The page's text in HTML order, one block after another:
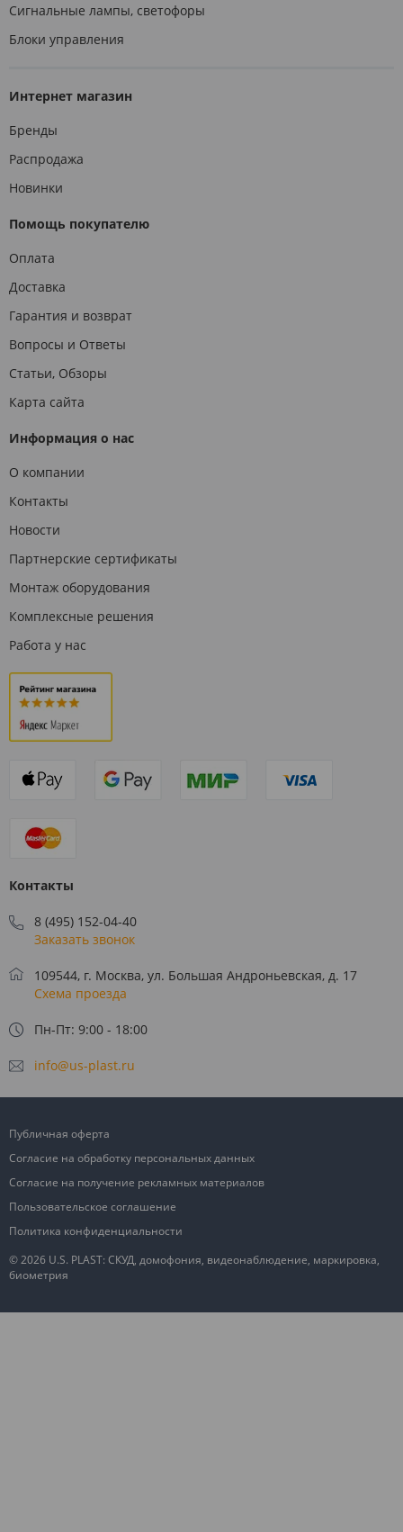
Сигнальные лампы, светофоры
Блоки управления
Интернет магазин
Бренды
Распродажа
Новинки
Помощь покупателю
Оплата
Доставка
Гарантия и возврат
Вопросы и Ответы
Статьи, Обзоры
Карта сайта
Информация о нас
О компании
Контакты
Новости
Партнерские сертификаты
Монтаж оборудования
Комплексные решения
Работа у нас
Контакты
8 (495) 152-04-40
Заказать звонок
109544, г. Москва, ул. Большая Андроньевская, д. 17
Схема проезда
Пн-Пт: 9:00 - 18:00
info@us-plast.ru
© 2026 U.S. PLAST: СКУД, домофония, видеонаблюдение, маркировка,
биометрия
Публичная оферта
Согласие на обработку персональных данных
Согласие на получение рекламных материалов
Пользовательское соглашение
Политика конфиденциальности